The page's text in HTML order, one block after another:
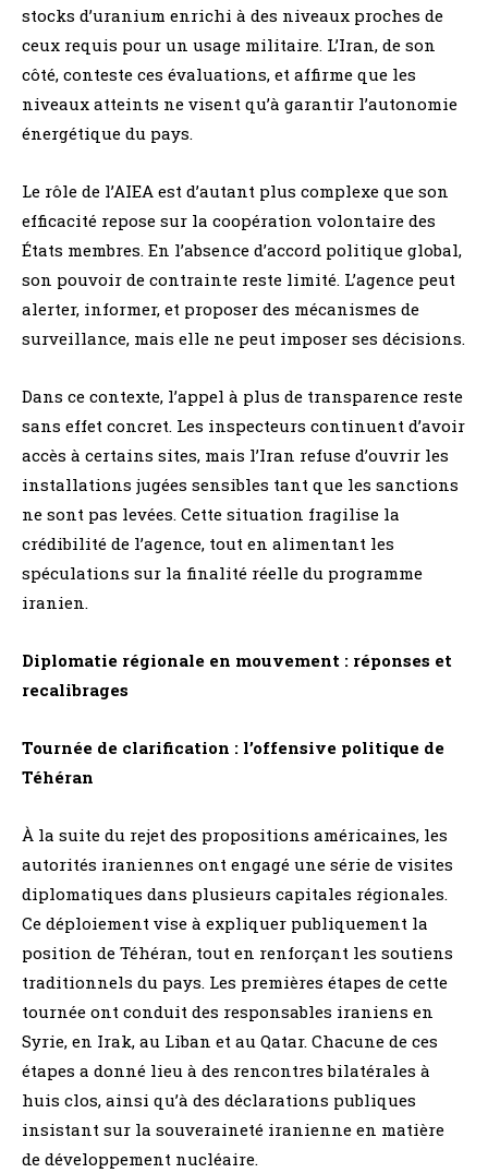
stocks d’uranium enrichi à des niveaux proches de
ceux requis pour un usage militaire. L’Iran, de son
côté, conteste ces évaluations, et affirme que les
niveaux atteints ne visent qu’à garantir l’autonomie
énergétique du pays.
Le rôle de l’AIEA est d’autant plus complexe que son
efficacité repose sur la coopération volontaire des
États membres. En l’absence d’accord politique global,
son pouvoir de contrainte reste limité. L’agence peut
alerter, informer, et proposer des mécanismes de
surveillance, mais elle ne peut imposer ses décisions.
Dans ce contexte, l’appel à plus de transparence reste
sans effet concret. Les inspecteurs continuent d’avoir
accès à certains sites, mais l’Iran refuse d’ouvrir les
installations jugées sensibles tant que les sanctions
ne sont pas levées. Cette situation fragilise la
crédibilité de l’agence, tout en alimentant les
spéculations sur la finalité réelle du programme
iranien.
Diplomatie régionale en mouvement : réponses et
recalibrages
Tournée de clarification : l’offensive politique de
Téhéran
À la suite du rejet des propositions américaines, les
autorités iraniennes ont engagé une série de visites
diplomatiques dans plusieurs capitales régionales.
Ce déploiement vise à expliquer publiquement la
position de Téhéran, tout en renforçant les soutiens
traditionnels du pays. Les premières étapes de cette
tournée ont conduit des responsables iraniens en
Syrie, en Irak, au Liban et au Qatar. Chacune de ces
étapes a donné lieu à des rencontres bilatérales à
huis clos, ainsi qu’à des déclarations publiques
insistant sur la souveraineté iranienne en matière
de développement nucléaire.